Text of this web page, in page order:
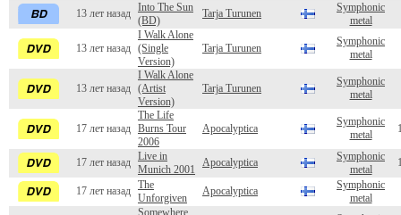
13 лет назад
Into The Sun
(BD)
Tarja Turunen
Symphonic
metal
13 лет назад
I Walk Alone
(Single
Version)
Tarja Turunen
Symphonic
metal
13 лет назад
I Walk Alone
(Artist
Version)
Tarja Turunen
Symphonic
metal
17 лет назад
The Life
Burns Tour
2006
Apocalyptica
Symphonic
metal
17 лет назад
Live in
Munich 2001
Apocalyptica
Symphonic
metal
17 лет назад
The
Unforgiven
Apocalyptica
Symphonic
metal
Somewhere